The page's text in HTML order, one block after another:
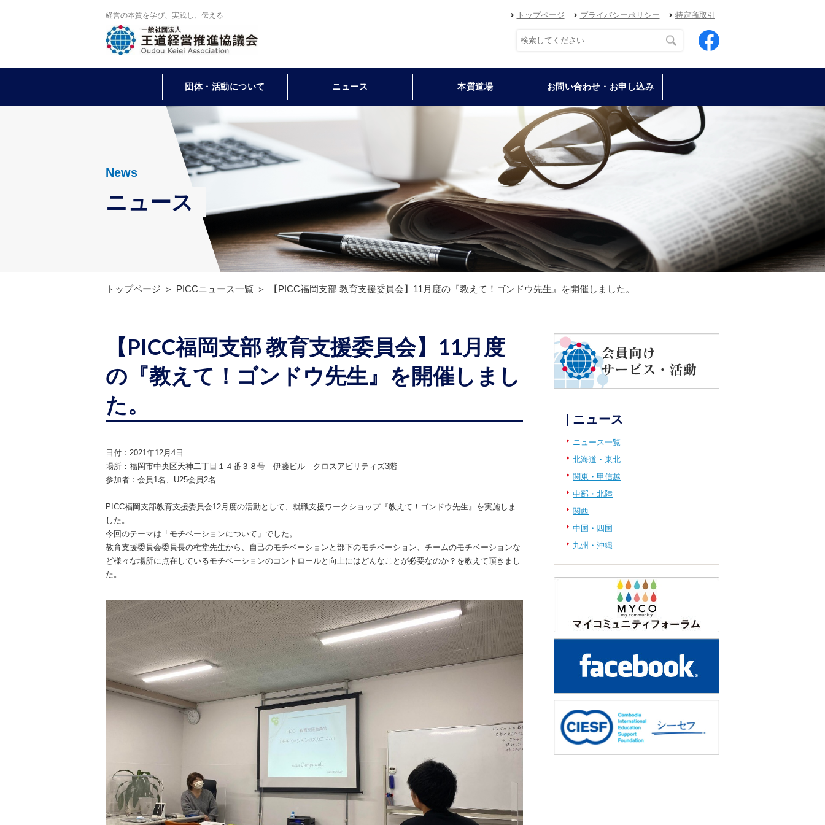
経営の本質を学び、実践し、伝える トップページ プライバシーポリシー 特定商取引
団体・活動について ニュース 本質道場 お問い合わせ・お申し込み
News
ニュース
トップページ PICCニュース一覧 【PICC福岡支部 教育支援委員会】11月度の『教えて！ゴンドウ先生』を開催しました。
【PICC福岡支部 教育支援委員会】11月度
の『教えて！ゴンドウ先生』を開催しまし
た。
日付：2021年12月4日
場所：福岡市中央区天神二丁目１４番３８号 伊藤ビル クロスアビリティズ3階
参加者：会員1名、U25会員2名
PICC福岡支部教育支援委員会12月度の活動として、就職支援ワークショップ『教えて！ゴンドウ先生』を実施しま
した。
今回のテーマは「モチベーションについて」でした。
教育支援委員会委員長の権堂先生から、自己のモチベーションと部下のモチベーション、チームのモチベーションな
ど様々な場所に点在しているモチベーションのコントロールと向上にはどんなことが必要なのか？を教えて頂きまし
た。
ニュース
ニュース一覧
北海道・東北
関東・甲信越
中部・北陸
関西
中国・四国
九州・沖縄